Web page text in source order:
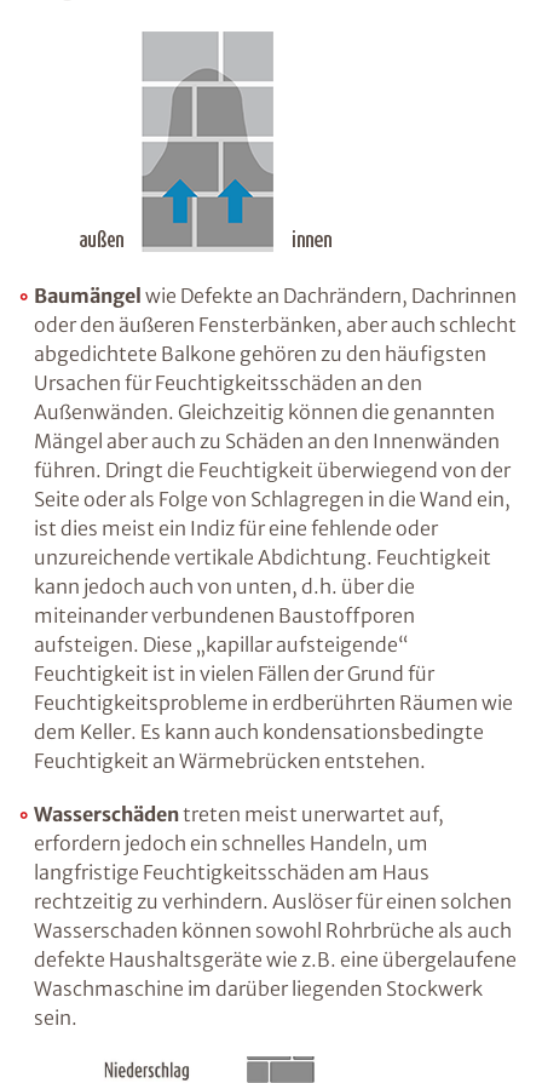
Welche Ursache sich hinter feuchten Decken,
Innen- oder Außenwänden verbirgt, ist von
enormer Bedeutung, wenn es darum geht,
Bauschäden und gesundheitliche Probleme zu
vermeiden und Feuchtigkeitsschäden langfristig
in den Griff zu bekommen. Je nach Lokalisation
der folgenden Möglichkeiten infrage kommen:
Baumängel
wie Defekte an Dachrändern,
Dachrinnen oder den äußeren Fensterbänken,
aber auch schlecht abgedichtete Balkone
gehören zu den häufigsten Ursachen für
Feuchtigkeitsschäden an den Außenwänden.
Gleichzeitig können die genannten Mängel
aber auch zu Schäden an den Innenwänden
führen. Dringt die Feuchtigkeit überwiegend
von der Seite oder als Folge von Schlagregen in
die Wand ein, ist dies meist ein Indiz für eine
fehlende oder unzureichende vertikale
Abdichtung. Feuchtigkeit kann jedoch auch
von unten, d.h. über die miteinander
verbundenen Baustoffporen aufsteigen. Diese
„kapillar aufsteigende“ Feuchtigkeit ist in
vielen Fällen der Grund für
Feuchtigkeitsprobleme in erdberührten
kondensationsbedingte Feuchtigkeit an